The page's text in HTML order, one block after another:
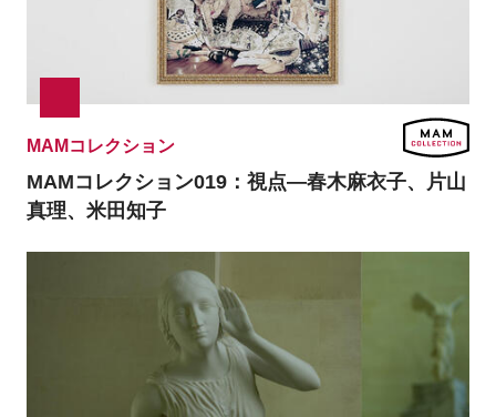
MAMコレクション
MAMコレクション019： 視点―春木麻衣子、片山
真理、米田知子